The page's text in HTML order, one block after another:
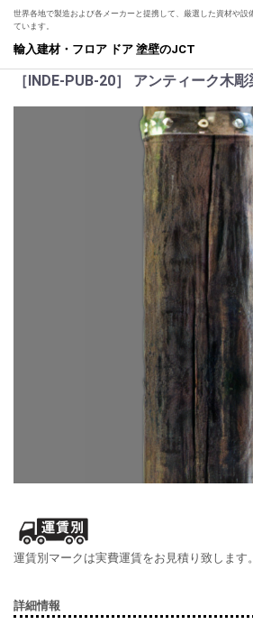
世界各地で製造および各メーカーと提携して、厳選した資材や設
ています。
輸入建材・フロア ドア 塗壁のJCT
［INDE-PUB-20］ アンティーク木
運賃別マークは実費運賃をお見積り致します。
詳細情報